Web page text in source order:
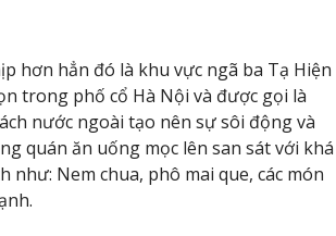
hơn hẳn đó là khu vực ngã ba Tạ Hiện
trong phố cổ Hà Nội và được gọi là
nước ngoài tạo nên sự sôi động và
quán ăn uống mọc lên san sát với khá
Nem chua, phô mai que, các món